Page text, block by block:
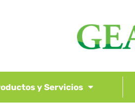
y Servicios